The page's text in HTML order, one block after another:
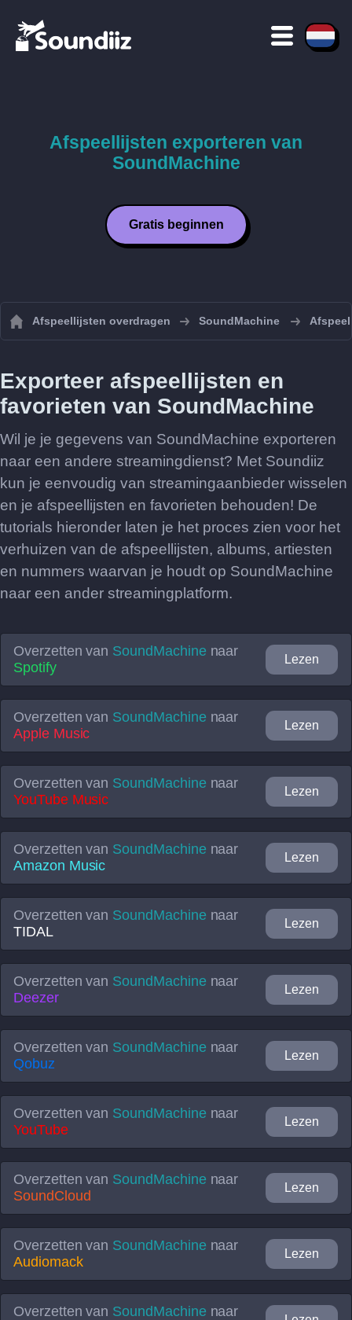
Afspeellijsten exporteren van
SoundMachine
Gratis beginnen
Afspeellijsten overdragen SoundMachine
Exporteer afspeellijsten en
favorieten van SoundMachine
Wil je je gegevens van SoundMachine exporteren
naar een andere streamingdienst? Met Soundiiz
kun je eenvoudig van streamingaanbieder wisselen
en je afspeellijsten en favorieten behouden! De
tutorials hieronder laten je het proces zien voor het
verhuizen van de afspeellijsten, albums, artiesten
en nummers waarvan je houdt op SoundMachine
naar een ander streamingplatform.
Overzetten van SoundMachine naar
Spotify
Lezen
Overzetten van SoundMachine naar
Apple Music
Lezen
Overzetten van SoundMachine naar
YouTube Music
Lezen
Overzetten van SoundMachine naar
Amazon Music
Lezen
Overzetten van SoundMachine naar
TIDAL
Lezen
Overzetten van SoundMachine naar
Deezer
Lezen
Overzetten van SoundMachine naar
Qobuz
Lezen
Overzetten van SoundMachine naar
YouTube
Lezen
Overzetten van SoundMachine naar
SoundCloud
Lezen
Overzetten van SoundMachine naar
Audiomack
Lezen
Overzetten van SoundMachine naar